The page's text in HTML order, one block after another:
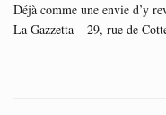
Déjà comme une envie d’y
La Gazzetta – 29, rue de